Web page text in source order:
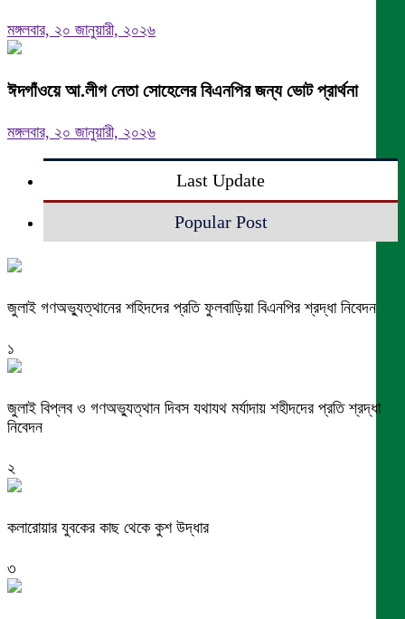
মঙ্গলবার, ২০ জানুয়ারী, ২০২৬
ঈদগাঁওয়ে আ.লীগ নেতা সোহেলের বিএনপির জন্য ভোট প্রার্থনা
মঙ্গলবার, ২০ জানুয়ারী, ২০২৬
Last Update
Popular Post
জুলাই গণঅভ্যুত্থানের শহিদদের প্রতি ফুলবাড়িয়া বিএনপির শ্রদ্ধা নিবেদন
১
জুলাই বিপ্লব ও গণঅভ্যুত্থান দিবস যথাযথ মর্যাদায় শহীদদের প্রতি শ্রদ্ধা
নিবেদন
২
কলারোয়ার যুবকের কাছ থেকে কুশ উদ্ধার
৩